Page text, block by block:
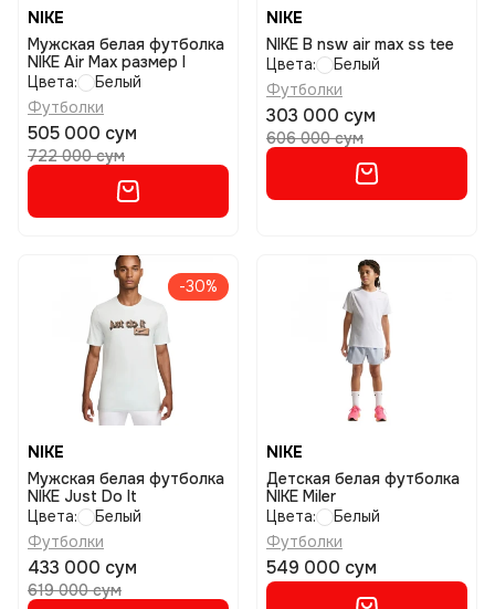
NIKE
Мужская белая футболка
NIKE Air Max размер l
Цвета:
Белый
Футболки
505 000 сум
722 000 сум
NIKE
NIKE B nsw air max ss tee
Цвета:
Белый
Футболки
303 000 сум
606 000 сум
-30%
NIKE
Мужская белая футболка
NIKE Just Do It
Цвета:
Белый
Футболки
433 000 сум
619 000 сум
NIKE
Детская белая футболка
NIKE Miler
Цвета:
Белый
Футболки
549 000 сум